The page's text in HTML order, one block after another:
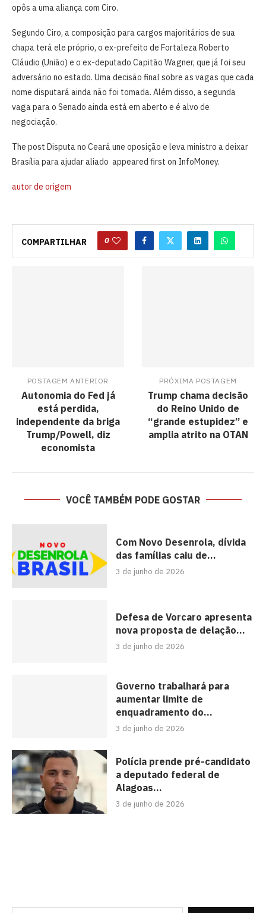
opôs a uma aliança com Ciro.
Segundo Ciro, a composição para cargos majoritários de sua
chapa terá ele próprio, o ex-prefeito de Fortaleza Roberto
Cláudio (União) e o ex-deputado Capitão Wagner, que já foi seu
adversário no estado. Uma decisão final sobre as vagas que cada
nome disputará ainda não foi tomada. Além disso, a segunda
vaga para o Senado ainda está em aberto e é alvo de
negociação.
The post Disputa no Ceará une oposição e leva ministro a deixar
Brasília para ajudar aliado appeared first on InfoMoney.
autor de origem
COMPARTILHAR 0
POSTAGEM ANTERIOR
Autonomia do Fed já
está perdida,
independente da briga
Trump/Powell, diz
economista
PRÓXIMA POSTAGEM
Trump chama decisão
do Reino Unido de
“grande estupidez” e
amplia atrito na OTAN
VOCÊ TAMBÉM PODE GOSTAR
Com Novo Desenrola, dívida
das famílias caiu de...
3 de junho de 2026
Defesa de Vorcaro apresenta
nova proposta de delação...
3 de junho de 2026
Governo trabalhará para
aumentar limite de
enquadramento do...
3 de junho de 2026
Polícia prende pré-candidato
a deputado federal de
Alagoas...
3 de junho de 2026